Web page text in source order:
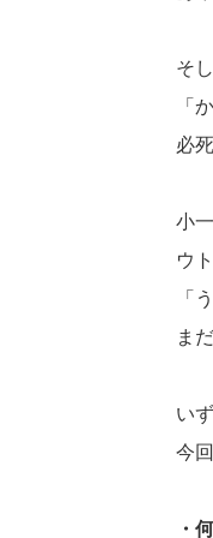
そ
「
必
小
ウ
「
ま
い
今
・